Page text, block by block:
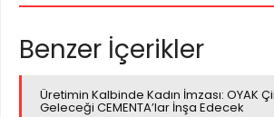
Benzer İçerikler
Üretimin Kalbinde Kadın İmzası: OYAK
Geleceği CEMENTA’lar İnşa Edecek